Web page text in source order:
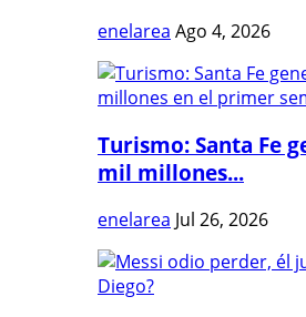
enelarea Ago 4, 2026
Turismo: Santa Fe
mil millones...
enelarea Jul 26, 2026